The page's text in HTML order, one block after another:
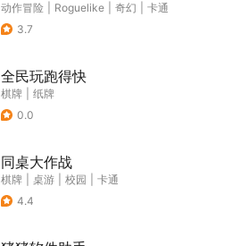
动作冒险 Roguelike 奇幻
卡通
3.7
全民玩跑得快
棋牌
纸牌
0.0
同桌大作战
棋牌 桌游 校园
卡通
4.4